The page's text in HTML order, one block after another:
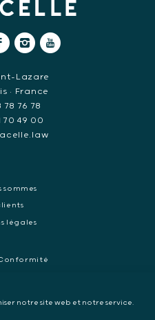
notre site web et notre service.
Lazare
• France
78 76 78
70 49 00
sommes
légales